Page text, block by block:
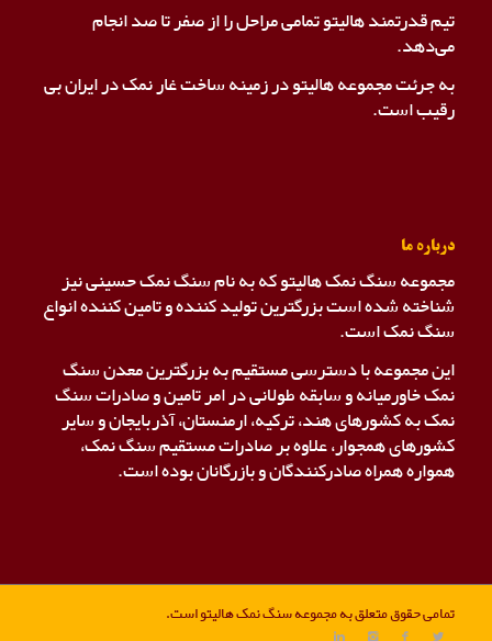
تیم قدرتمند هالیتو تمامی مراحل را از صفر تا صد انجام
می‌دهد.
به جرئت مجموعه هالیتو در زمینه ساخت غار نمک در ایران بی
رقیب است.
درباره ما
مجموعه سنگ نمک هالیتو که به نام سنگ نمک حسینی نیز
شناخته شده است بزرگترین تولید کننده و تامین کننده انواع
سنگ نمک است.
این مجموعه با دسترسی مستقیم به بزرگترین معدن سنگ
نمک خاورمیانه و سابقه طولانی در امر تامین و صادرات سنگ
نمک به کشورهای هند، ترکیه، ارمنستان، آذربایجان و سایر
کشورهای همجوار، علاوه بر صادرات مستقیم سنگ نمک،
همواره همراه صادرکنندگان و بازرگانان بوده است.
تمامی حقوق متعلق به مجموعه سنگ نمک هالیتو است.